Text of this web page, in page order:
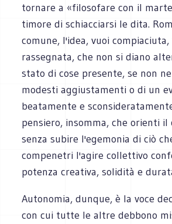
tornare a «filosofare con il
timore di schiacciarsi le dita.
comune, l'idea, vuoi compiaciuta,
rassegnata, che non si diano
stato di cose presente, se non
modesti aggiustamenti o di un
beatamente e
pensiero, insomma, che orienti il
senza subire l'egemonia di ciò
compenetri l'agire collettivo
potenza creativa, solidità e
Autonomia, dunque, è la voce
con cui tutte le altre debbono